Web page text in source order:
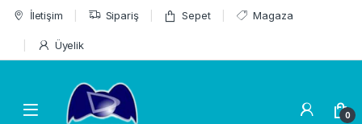
Skip to navigation
Skip to content
İletişim Sipariş Sepet Magaza
Üyelik
0